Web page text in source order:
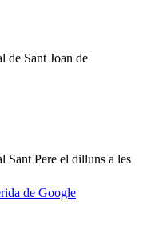
de Sant Joan de
Sant Pere el dilluns a les
de Google